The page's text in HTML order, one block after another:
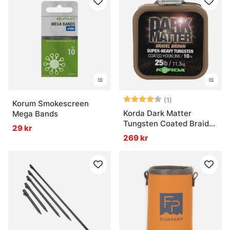
Vad är specimenfiske?
Vad är mete?
Vad används feeder i detta fiske?
Vad är ett nappalarm?
Korum Smokescreen
Mega Bands
29 kr
Betyg: (1)
Korda Dark Matter
Tungsten Coated Braid
Brown 10m
269 kr